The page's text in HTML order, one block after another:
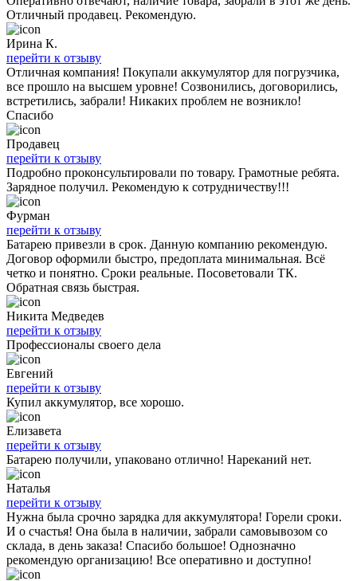
Отличный продавец. Рекомендую.
Ирина К.
перейти к отзыву
Отличная компания! Покупали аккумулятор для погрузчика,
все прошло на высшем уровне! Созвонились, договорились,
встретились, забрали! Никаких проблем не возникло!
Спасибо
Продавец
перейти к отзыву
Подробно проконсультировали по товару. Грамотные ребята.
Зарядное получил. Рекомендую к сотрудничеству!!!
Фурман
перейти к отзыву
Батарею привезли в срок. Данную компанию рекомендую.
Договор оформили быстро, предоплата минимальная. Всё
четко и понятно. Сроки реальные. Посоветовали ТК.
Обратная связь быстрая.
Никита Медведев
перейти к отзыву
Профессионалы своего дела
Евгений
перейти к отзыву
Купил аккумулятор, все хорошо.
Елизавета
перейти к отзыву
Батарею получили, упаковано отлично! Нареканий нет.
Наталья
перейти к отзыву
Нужна была срочно зарядка для аккумулятора! Горели сроки.
И о счастья! Она была в наличии, забрали самовывозом со
склада, в день заказа! Спасибо большое! Однозначно
рекомендую организацию! Все оперативно и доступно!